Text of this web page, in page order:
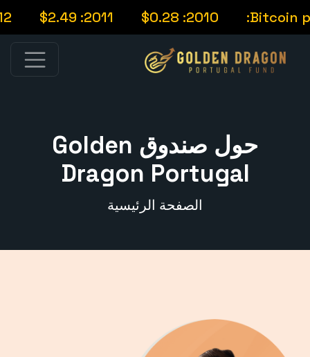
2010: $0.28
2011: $2.49
$12.51
حول صندوق Golden
Dragon Portugal
الصفحة الرئيسية